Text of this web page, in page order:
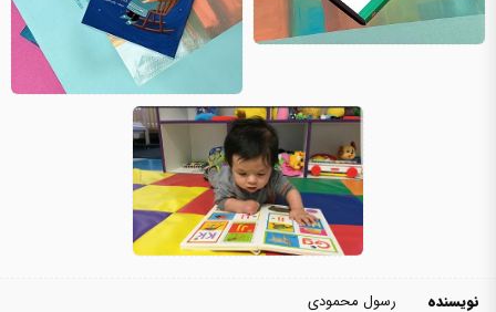
نویسنده
رسول محمودی